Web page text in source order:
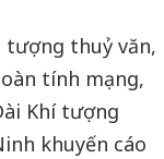
tượng thuỷ văn,
tính mạng,
Khí tượng
khuyến cáo